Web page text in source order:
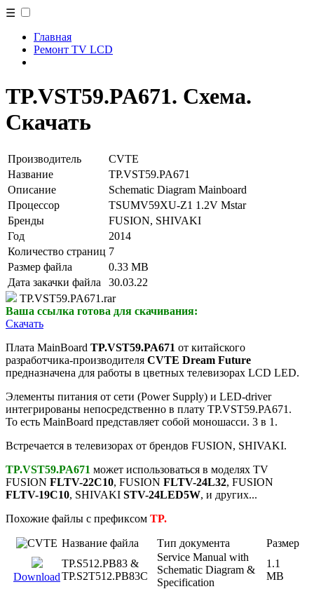
☰
Главная
Ремонт TV LCD
TP.VST59.PA671. Схема.
Скачать
Производитель
CVTE
Название
TP.VST59.PA671
Описание
Schematic Diagram Mainboard
Процессор
TSUMV59XU-Z1 1.2V Mstar
Бренды
FUSION, SHIVAKI
Год
2014
Количество страниц 7
Размер файла
0.33 MB
Дата закачки файла
30.03.22
TP.VST59.PA671.rar
Ваша ссылка готова для скачивания:
Скачать
Плата MainBoard TP.VST59.PA671 от китайского
разработчика-производителя CVTE Dream Future
предназначена для работы в цветных телевизорах LCD LED.
Элементы питания от сети (Power Supply) и LED-driver
интегрированы непосредственно в плату TP.VST59.PA671.
То есть MainBoard представляет собой моношасси. 3 в 1.
Встречается в телевизорах от брендов FUSION, SHIVAKI.
TP.VST59.PA671 может использоваться в моделях TV
FUSION FLTV-22C10, FUSION FLTV-24L32, FUSION
FLTV-19C10, SHIVAKI STV-24LED5W, и других...
Похожие файлы с префиксом TP.
Название файла Тип документа Размер
Download
TP.S512.PB83 &
TP.S2T512.PB83C
Service Manual with
Schematic Diagram &
Specification
1.1
MB